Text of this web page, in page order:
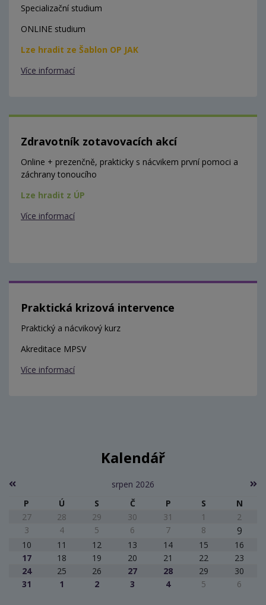
Specializační studium
ONLINE studium
Lze hradit ze Šablon OP JAK
Více informací
Zdravotník zotavovacích akcí
Online + prezenčně, prakticky s nácvikem první pomoci a
záchrany tonoucího
Lze hradit z ÚP
Více informací
Praktická krizová intervence
Praktický a nácvikový kurz
Akreditace MPSV
Více informací
Kalendář
srpen 2026
P
Ú S Č P S
N
27
28 29 30 31 1
2
3
4 5 6 7 8 9
10 11 12 13 14 15
16
17
18 19 20 21 22
23
24
25 26 27 28 29
30
31
1 2 3 4 5 6